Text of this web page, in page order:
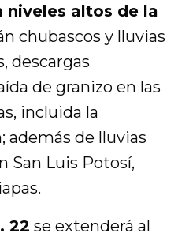
niveles altos de la
chubascos y lluvias
descargas
de granizo en las
incluida la
además de lluvias
San Luis Potosí,
22 se extenderá al